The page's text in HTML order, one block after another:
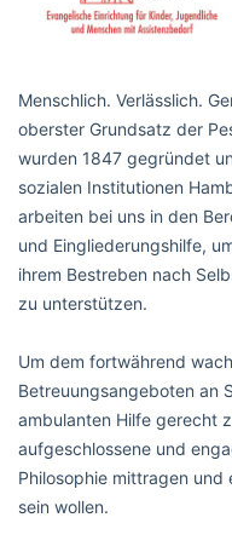
Menschlich. Verlässlich.
oberster Grundsatz der
wurden 1847 gegründet
sozialen Institutionen
arbeiten bei uns in den
und Eingliederungshilfe,
ihrem Bestreben nach
zu unterstützen.
Um dem fortwährend
Betreuungsangeboten an
ambulanten Hilfe gerecht
aufgeschlossene und
Philosophie mittragen
sein wollen.